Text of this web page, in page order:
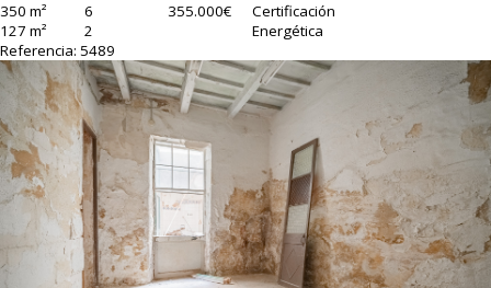
350 m²
127 m²
6
2
355.000€
Certificación
Energética
Referencia: 5489